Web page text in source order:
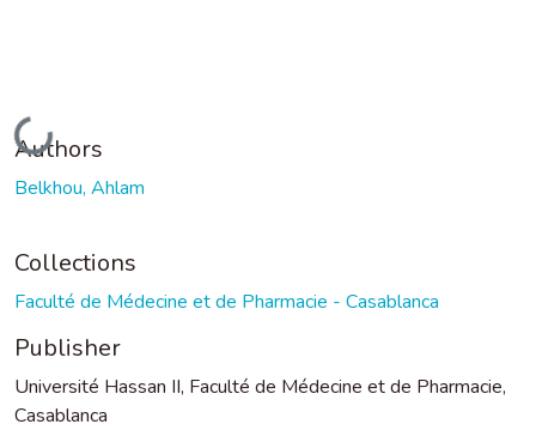
Loading...
Authors
Belkhou, Ahlam
Collections
Faculté de Médecine et de Pharmacie - Casablanca
Publisher
Université Hassan II, Faculté de Médecine et de Pharmacie,
Casablanca